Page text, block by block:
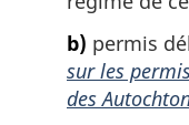
b) permis
sur les
des